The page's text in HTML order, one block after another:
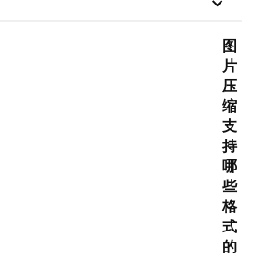
图
片
压
缩
支
持
哪
些
格
式
的